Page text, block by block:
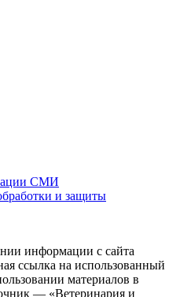
СМИ
и защиты
информации с сайта
ссылка на использованный
материалов в
— «Ветеринария и